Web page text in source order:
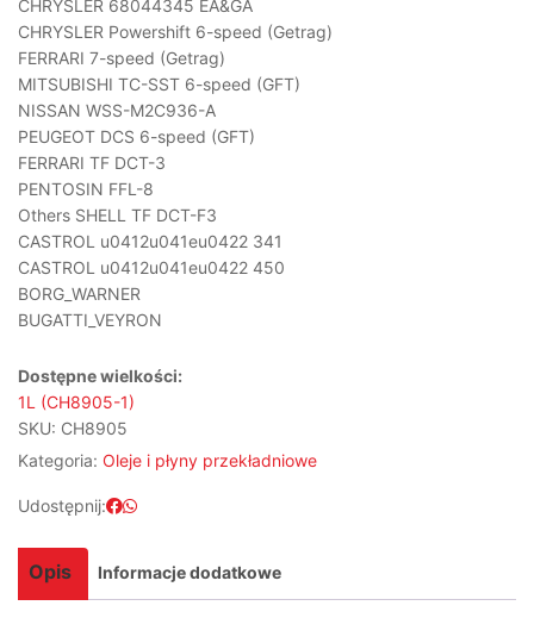
CHRYSLER 68044345 EA&GA
CHRYSLER Powershift 6-speed (Getrag)
FERRARI 7-speed (Getrag)
MITSUBISHI TC-SST 6-speed (GFT)
NISSAN WSS-M2C936-A
PEUGEOT DCS 6-speed (GFT)
FERRARI TF DCT-3
PENTOSIN FFL-8
Others SHELL TF DCT-F3
CASTROL u0412u041eu0422 341
CASTROL u0412u041eu0422 450
BORG_WARNER
BUGATTI_VEYRON
Dostępne wielkości:
1L (CH8905-1)
SKU: CH8905
Kategoria: Oleje i płyny przekładniowe
Udostępnij:
Opis Informacje dodatkowe